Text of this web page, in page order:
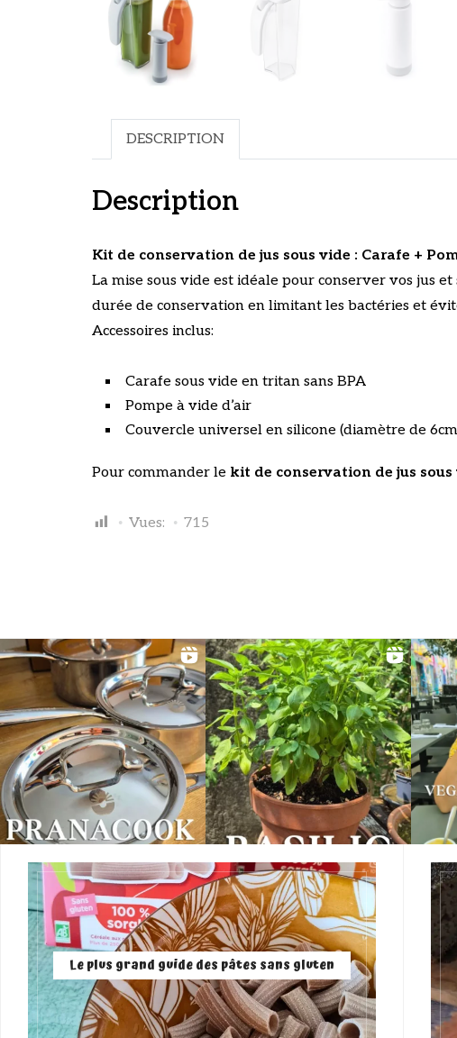
DESCRIPTION
Description
Kit de conservation de jus sous vide : Carafe +
La mise sous vide est idéale pour conserver vos jus
durée de conservation en limitant les bactéries et
Accessoires inclus:
Carafe sous vide en tritan sans BPA
Pompe à vide d’air
Couvercle universel en silicone (diamètre de
Pour commander le kit de conservation de jus sous
Vues: 715
Le plus grand guide des pâtes sans gluten